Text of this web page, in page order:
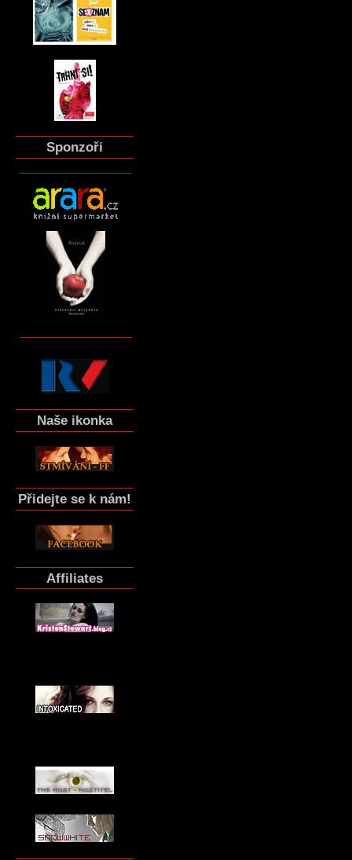
Sponzoři
Naše ikonka
Přidejte se k nám!
Affiliates